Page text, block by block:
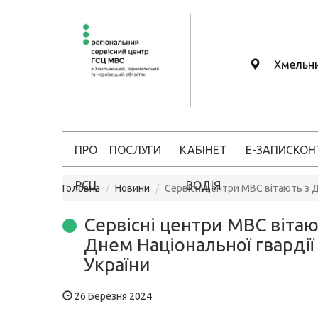
ПРО
РСЦ
ПОСЛУГИ КАБІНЕТ
ВОДІЯ
Е-ЗАПИС
Головна Новини Сервісні центри МВС вітають з
Сервісні центри МВС
Днем Національної гвардії
України
26 Березня 2024